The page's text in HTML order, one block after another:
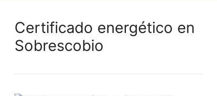
Certificado energético en
Sobrescobio